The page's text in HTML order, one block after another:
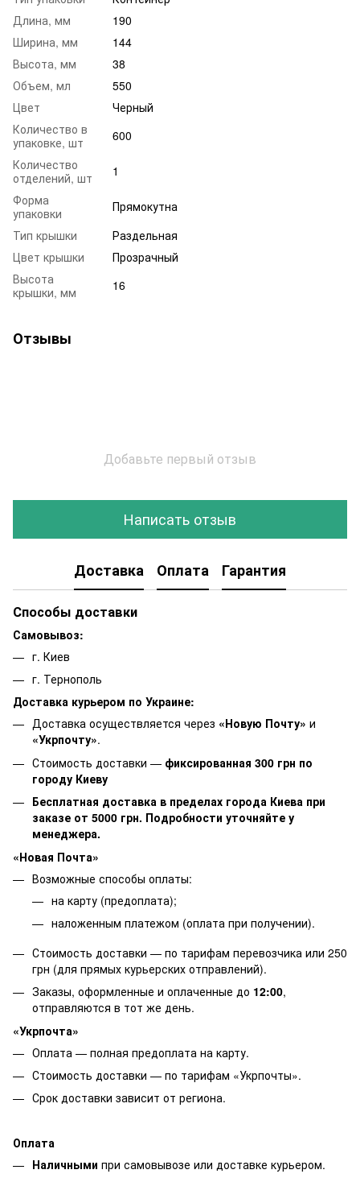
Длина, мм
190
Ширина, мм
144
Высота, мм
38
Объем, мл
550
Цвет
Черный
Количество в
упаковке, шт
600
Количество
отделений, шт
1
Форма
упаковки
Прямокутна
Тип крышки
Раздельная
Цвет крышки
Прозрачный
Высота
крышки, мм
16
Отзывы
Добавьте первый отзыв
Написать отзыв
Доставка Оплата Гарантия
Способы доставки
Самовывоз:
г. Киев
г. Тернополь
Доставка курьером по Украине:
Доставка осуществляется через «Новую Почту» и
«Укрпочту».
Стоимость доставки — фиксированная 300 грн по
городу Киеву
Бесплатная доставка в пределах города Киева при
заказе от 5000 грн. Подробности уточняйте у
менеджера.
«Новая Почта»
Возможные способы оплаты:
на карту (предоплата);
наложенным платежом (оплата при получении).
Стоимость доставки — по тарифам перевозчика или 250
грн (для прямых курьерских отправлений).
Заказы, оформленные и оплаченные до 12:00,
отправляются в тот же день.
«Укрпочта»
Оплата — полная предоплата на карту.
Стоимость доставки — по тарифам «Укрпочты».
Срок доставки зависит от региона.
Оплата
Наличными при самовывозе или доставке курьером.